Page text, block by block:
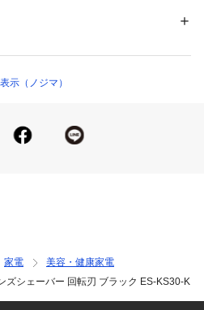
プラグインタイプで、出張や旅
可能です。（1日1回、約3分間
や地域に合わせて別途プラグア
い。
国や地域に合わせて別途プラグア
い。
示（ノジマ）
家電
美容・健康家電
ズシェーバー 回転刃 ブラック ES-KS30-K